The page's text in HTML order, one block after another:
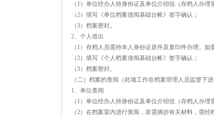
（1）单位经办人持身份证及单位介绍信（存档人办
（2）填写《单位档案借阅基础台帐》签字确认；
（3）档案密封。
2、个人借出
（1）存档人员需持本人身份证原件及复印件办理。
（2）填写《个人档案借阅基础台帐》签字确认；
（3）档案密封。
（二）档案的查阅（此项工作在档案管理人员监督下进
1、单位查阅
（1）单位经办人持身份证及单位介绍信（存档人办
（2）在档案室内进行查阅，若需摘抄有关材料，需经